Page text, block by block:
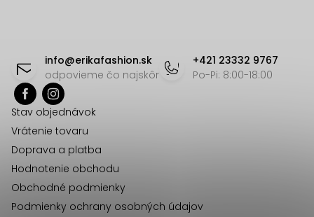
info@erikafashion.sk
odpovieme čo najskôr
+421 23332 9767
Po-Pi: 8:00-18:00
Stav objednávok
Vrátenie tovaru
Doprava a platba
Hodnotenie obchodu
Obchodné podmienky
Podmienky ochrany osobných údajov